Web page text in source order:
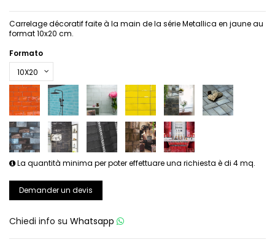
Carrelage décoratif faite à la main de la série Metallica en jaune au
format 10x20 cm.
Formato
La quantità minima per poter effettuare una richiesta è di 4 mq.
Demander un devis
Chiedi info su Whatsapp